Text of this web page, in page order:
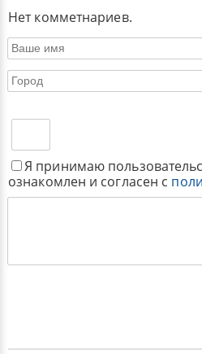
Нет комметнариев.
Я принимаю
ознакомлен и согласен с